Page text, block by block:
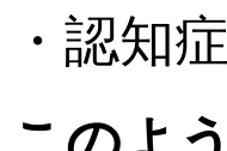
・認知